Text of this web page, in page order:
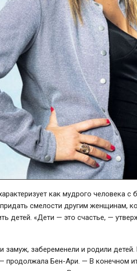
как мудрого человека
смелости другим женщинам,
детей. «Дети — это счастье, —
замуж, забеременели и родили
продолжала Бен-Ари. — В конечном